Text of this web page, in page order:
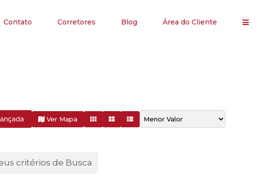
Contato Corretores Blog Área do Cliente
Ver Mapa
critérios de Busca